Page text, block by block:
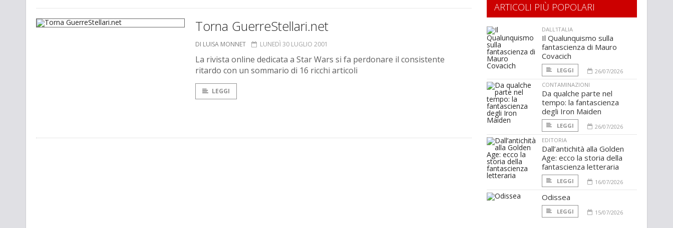
Torna GuerreStellari.net
DI LUISA MONNET LUNEDÌ 30 LUGLIO 2001
La rivista online dedicata a Star Wars si fa perdonare il consistente
ritardo con un sommario di 16 ricchi articoli
LEGGI
ARTICOLI PIÙ POPOLARI
DALL'ITALIA
Il Qualunquismo sulla
fantascienza di Mauro
Covacich
LEGGI
26/07/2026
CONTAMINAZIONI
Da qualche parte nel
tempo: la fantascienza
degli Iron Maiden
LEGGI
26/07/2026
EDITORIA
Dall’antichità alla Golden
Age: ecco la storia della
fantascienza letteraria
LEGGI 16/07/2026
Odissea
LEGGI 15/07/2026